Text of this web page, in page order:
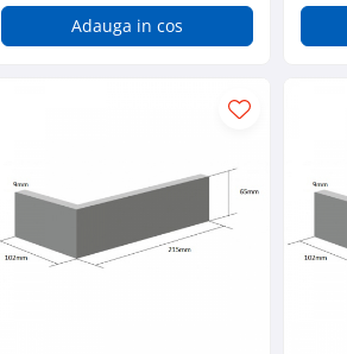
Adauga in cos